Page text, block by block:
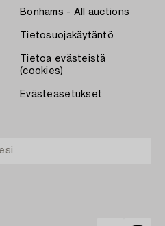
Bonhams - All auctions
Tietosuojakäytäntö
Tietoa evästeistä
(cookies)
Evästeasetukset